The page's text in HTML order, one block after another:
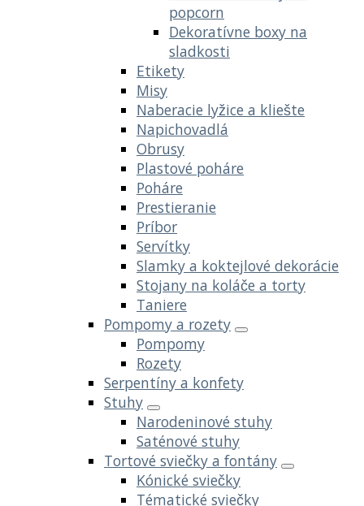
popcorn
Dekoratívne boxy na
sladkosti
Etikety
Misy
Naberacie lyžice a kliešte
Napichovadlá
Obrusy
Plastové poháre
Poháre
Prestieranie
Príbor
Servítky
Slamky a koktejlové dekorácie
Stojany na koláče a torty
Taniere
Pompomy a rozety
Pompomy
Rozety
Serpentíny a konfety
Stuhy
Narodeninové stuhy
Saténové stuhy
Tortové sviečky a fontány
Kónické sviečky
Tématické sviečky